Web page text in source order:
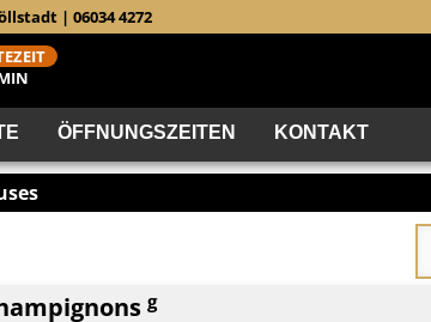
| 06034 4272
ÖFFNUNGSZEITEN KONTAKT
g